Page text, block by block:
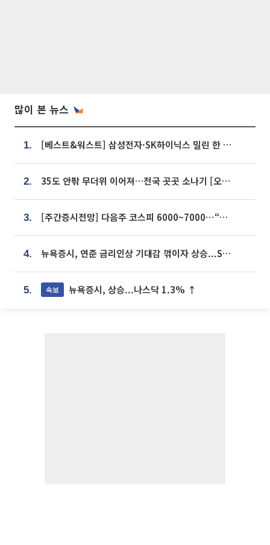
많이 본 뉴스
1. [베스트&워스트] 삼성전자·SK하이닉스 밀린 한 주…상상인증권은 85% 급등
2. 35도 안팎 무더위 이어져…전국 곳곳 소나기 [오늘 날씨]
3. [주간증시전망] 다음주 코스피 6000~7000⋯“外人 수급은 정책이 변수”
4. 뉴욕증시, 연준 금리인상 기대감 꺾이자 상승...S&P500 사상 최고치 [종합]
5. 속보 뉴욕증시, 상승...나스닥 1.3% ↑